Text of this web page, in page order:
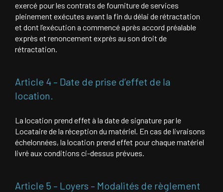
exercé pour les contrats de fourniture de services
pleinement exécutes avant la fin du délai de rétractation
et dont l’exécution a commencé après accord préalable
exprès et renoncement exprès au son droit de
rétractation.
Article 4 – Date de prise d’effet de la
location.
La location prend effet à la date de signature par le
Locataire de la réception du matériel. En cas de livraisons
échelonnées, la location prend effet pour chaque matériel
livré aux conditions ci-dessus prévues.
Article 5 – Loyers – Modalités de règlement